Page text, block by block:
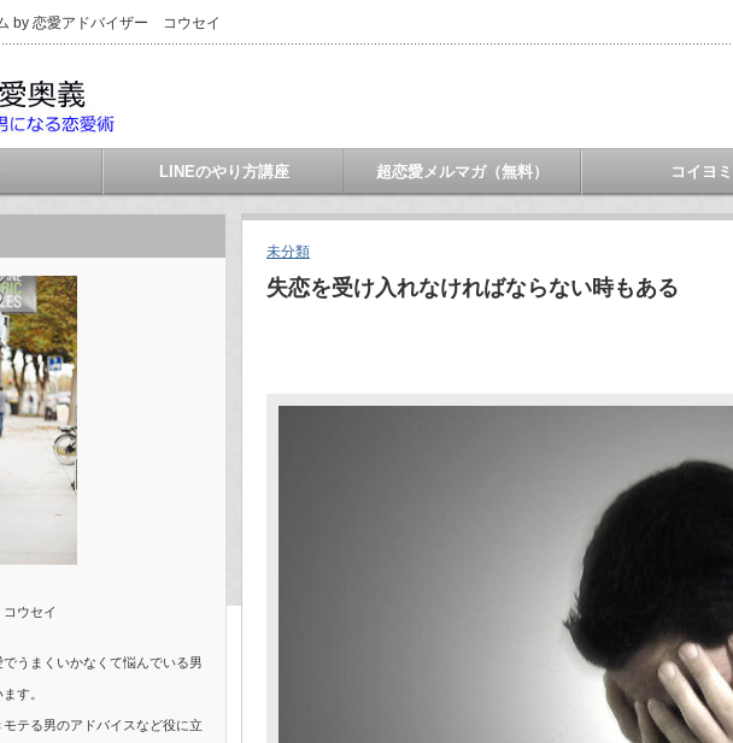
by 恋愛アドバイザー コウセイ
LINEのやり方講座 超恋愛メルマガ（無料） コイヨミ
未分類
失恋を受け入れなければならない時もある
ウセイ
でうまくいかなくて悩んでいる男
す。
モテる男のアドバイスなど役に立